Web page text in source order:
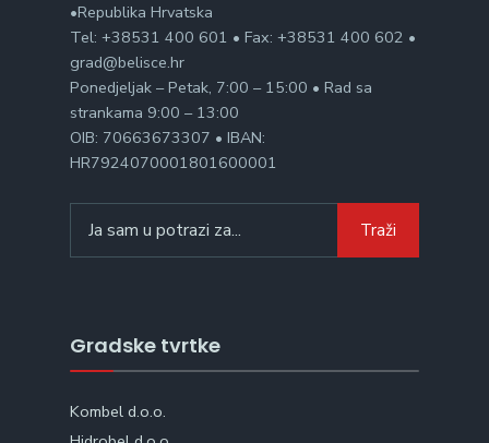
•Republika Hrvatska
Tel: +38531 400 601 • Fax: +38531 400 602 •
grad@belisce.hr
Ponedjeljak – Petak, 7:00 – 15:00 • Rad sa
strankama 9:00 – 13:00
OIB: 70663673307 • IBAN:
HR7924070001801600001
for:
Traži
Gradske tvrtke
Kombel d.o.o.